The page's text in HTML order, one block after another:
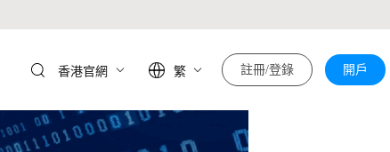
香港官網 繁 註冊/登錄 開戶